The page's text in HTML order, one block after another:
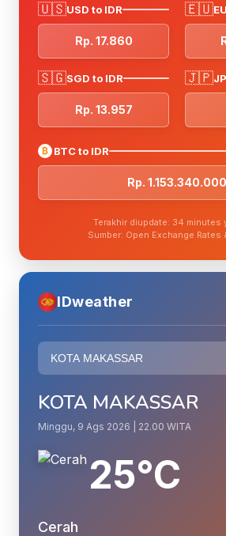
🇺🇸USD to IDR
Rp. 17.860
🇪🇺
🇸🇬SGD to IDR
Rp. 13.957
🇯🇵
₿ BTC to IDR
Rp. 1.153.340.000
Terakhir diupdate: 34 minutes
Sumber: Open Exchange Rates
IDweather
KOTA MAKASSAR
Minggu, 9 Ags 2026 | 22.00 WITA
25°C
Cerah